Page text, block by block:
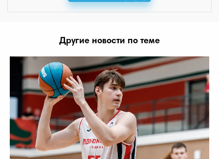
Другие новости по теме